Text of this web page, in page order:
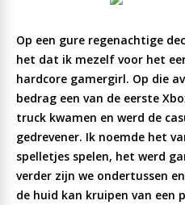
Op een gure regenachtige
het dat ik mezelf voor het
hardcore gamergirl. Op die
bedrag een van de eerste
truck kwamen en werd de
gedrevener. Ik noemde het
spelletjes spelen, het werd
verder zijn we ondertussen
de huid kan kruipen van een